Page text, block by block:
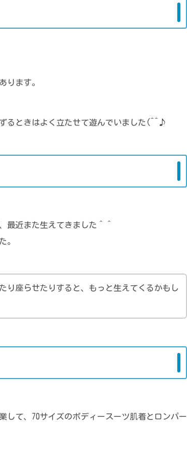
ります。
るときはよく立たせて遊んでいました(^^♪
最近また生えてきました＾＾
。
り座らせたりすると、もっと生えてくるかもし
して、70サイズのボディースーツ肌着とロンパー